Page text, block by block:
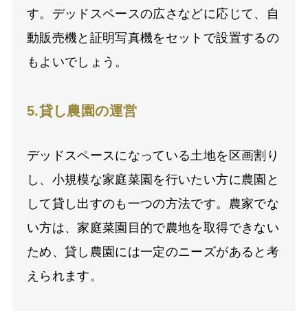
す。デッドスペースの広さなどに応じて、自
動販売機と証明写真機をセットで設置するの
もよいでしょう。
5.貸し農園の運営
デッドスペースになっている土地を区画割り
し、小規模な家庭菜園を行いたい方に農園と
して貸し出すのも一つの方法です。農家でな
い方は、家庭菜園目的で農地を取得できない
ため、貸し農園には一定のニーズがあると考
えられます。